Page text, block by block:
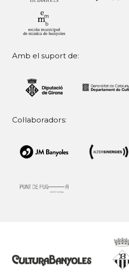
Amb el suport de:
Col·laboradors: